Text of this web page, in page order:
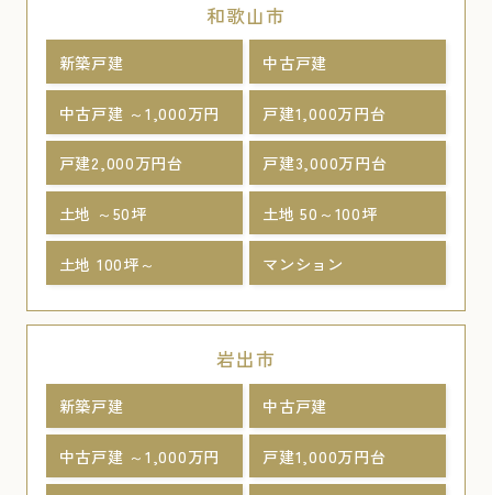
和歌山市
新築戸建 中古戸建
中古戸建 ～1,000万円 戸建1,000万円台
戸建2,000万円台 戸建3,000万円台
土地 ～50坪 土地 50～100坪
土地 100坪～ マンション
岩出市
新築戸建 中古戸建
中古戸建 ～1,000万円 戸建1,000万円台